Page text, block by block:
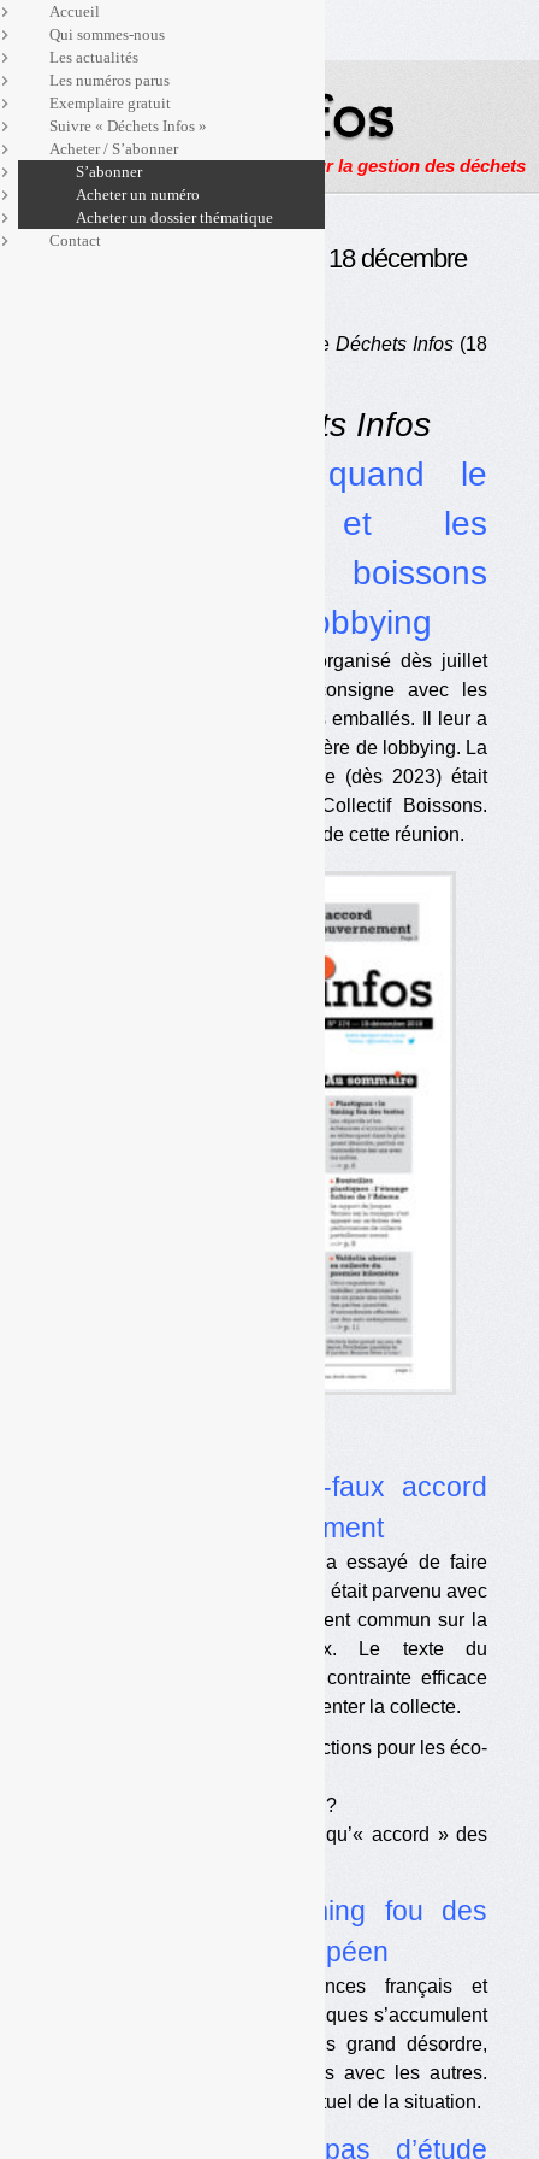
Actualités, enquêtes et reportages sur la gestion des déchets
Déchets Infos n° 174 — 18 décembre
Au sommaire du numéro 174 deDéchets Infos (18
Déchets Infos
Consigne : quand le
gouvernement et les
fabricants de boissons
accordaient leur lobbying
Le ministère de l’Ecologie a organisé dès juillet
dernier une réunion sur la consigne avec les
metteurs en marché de produits emballés. Il leur a
fait part de ses souhaits en matière de lobbying. La
date démarrage de la consigne (dès 2023) était
déjà presque calée avec le Collectif Boissons.
Nous publions le compte rendu de cette réunion.
Consigne : le vrai-faux accord
collectivités-gouvernement
Le cabinet de Brune Poirson a essayé de faire
croire à des parlementaires qu’il était parvenu avec
les collectivités à un amendement commun sur la
consigne, ce qui est faux. Le texte du
gouvernement ne fixe aucune contrainte efficace
aux éco-organismes pour augmenter la collecte.
Pas d’objectifs ni de sanctions pour les éco-
Echéance 2023 ou 2025 ?
« Concertation » plutôt qu’« accord » des
Plastiques : le timing fou des
textes français et européen
Les objectifs et les échéances français et
européens concernant les plastiques s’accumulent
et se téléscopent dans le plus grand désordre,
parfois en contradiction les uns avec les autres.
Tentative de résumé de l’état actuel de la situation.
Objectif 2040 : pas d’étude
Accueil
Qui sommes-nous
Les actualités
Les numéros parus
Exemplaire gratuit
Suivre « Déchets Infos »
Acheter / S’abonner
S’abonner
Acheter un numéro
Acheter un dossier thématique
Contact